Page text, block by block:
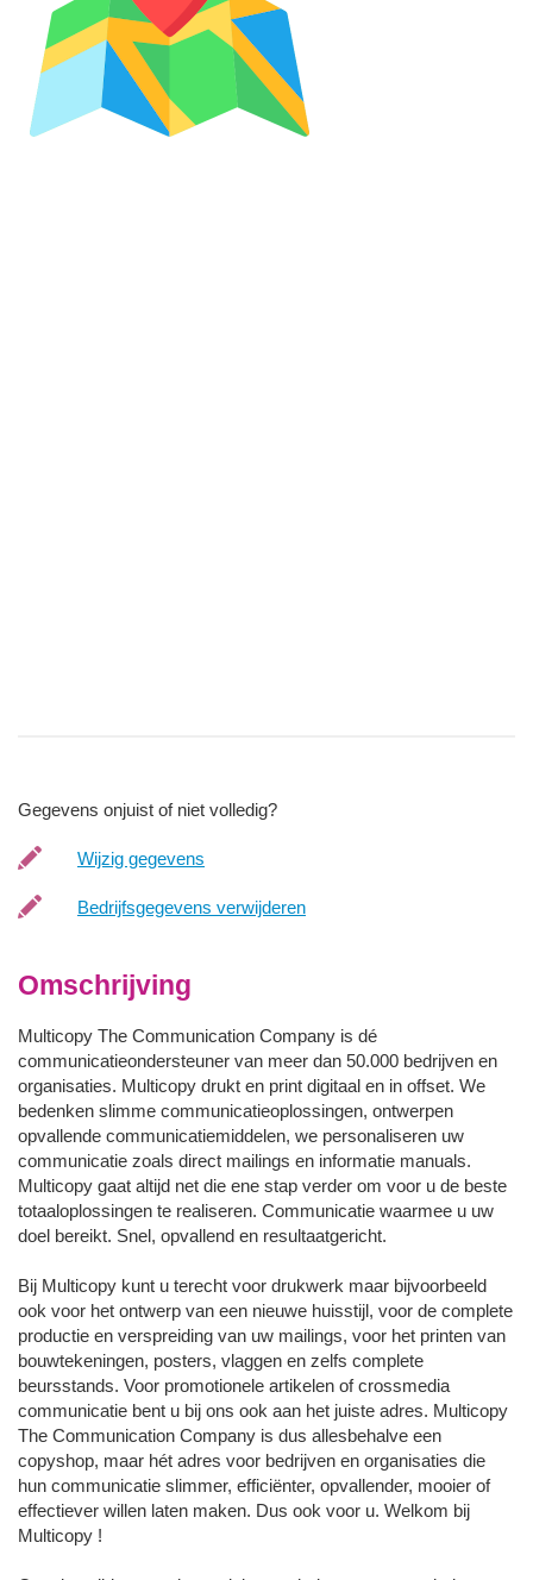
Gegevens onjuist of niet volledig?
Wijzig gegevens
Bedrijfsgegevens verwijderen
Omschrijving
Multicopy The Communication Company is dé
communicatieondersteuner van meer dan 50.000 bedrijven en
organisaties. Multicopy drukt en print digitaal en in offset. We
bedenken slimme communicatieoplossingen, ontwerpen
opvallende communicatiemiddelen, we personaliseren uw
communicatie zoals direct mailings en informatie manuals.
Multicopy gaat altijd net die ene stap verder om voor u de beste
totaaloplossingen te realiseren. Communicatie waarmee u uw
doel bereikt. Snel, opvallend en resultaatgericht.
Bij Multicopy kunt u terecht voor drukwerk maar bijvoorbeeld
ook voor het ontwerp van een nieuwe huisstijl, voor de complete
productie en verspreiding van uw mailings, voor het printen van
bouwtekeningen, posters, vlaggen en zelfs complete
beursstands. Voor promotionele artikelen of crossmedia
communicatie bent u bij ons ook aan het juiste adres. Multicopy
The Communication Company is dus allesbehalve een
copyshop, maar hét adres voor bedrijven en organisaties die
hun communicatie slimmer, efficiënter, opvallender, mooier of
effectiever willen laten maken. Dus ook voor u. Welkom bij
Multicopy !